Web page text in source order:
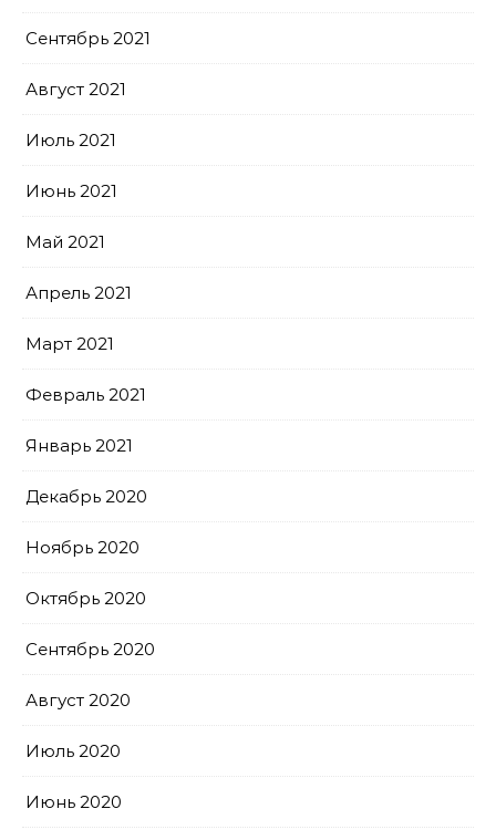
Сентябрь 2021
Август 2021
Июль 2021
Июнь 2021
Май 2021
Апрель 2021
Март 2021
Февраль 2021
Январь 2021
Декабрь 2020
Ноябрь 2020
Октябрь 2020
Сентябрь 2020
Август 2020
Июль 2020
Июнь 2020